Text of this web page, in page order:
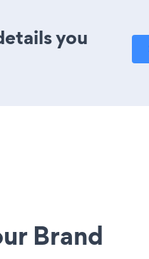
you
Brand